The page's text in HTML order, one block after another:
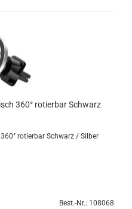
360° ro­tier­bar Schwarz
ro­tier­bar Schwarz / Sil­ber
Best.-Nr.: 108068